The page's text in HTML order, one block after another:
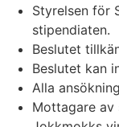
Styrelsen för
stipendiaten.
Beslutet
Beslutet kan
Alla
Mottagare av